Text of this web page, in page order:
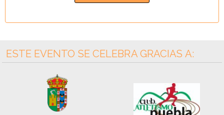
ESTE EVENTO SE CELEBRA GRACIAS A: